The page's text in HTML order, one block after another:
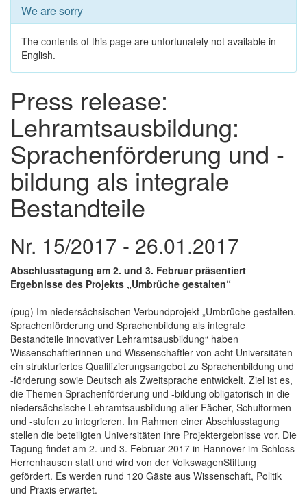
We are sorry
The contents of this page are unfortunately not available in
English.
Press release:
Lehramtsausbildung:
Sprachenförderung und -
bildung als integrale
Bestandteile
Nr. 15/2017 - 26.01.2017
Abschlusstagung am 2. und 3. Februar präsentiert
Ergebnisse des Projekts „Umbrüche gestalten“
(pug) Im niedersächsischen Verbundprojekt „Umbrüche gestalten.
Sprachenförderung und Sprachenbildung als integrale
Bestandteile innovativer Lehramtsausbildung“ haben
Wissenschaftlerinnen und Wissenschaftler von acht Universitäten
ein strukturiertes Qualifizierungsangebot zu Sprachenbildung und
-förderung sowie Deutsch als Zweitsprache entwickelt. Ziel ist es,
die Themen Sprachenförderung und -bildung obligatorisch in die
niedersächsische Lehramtsausbildung aller Fächer, Schulformen
und -stufen zu integrieren. Im Rahmen einer Abschlusstagung
stellen die beteiligten Universitäten ihre Projektergebnisse vor. Die
Tagung findet am 2. und 3. Februar 2017 in Hannover im Schloss
Herrenhausen statt und wird von der VolkswagenStiftung
gefördert. Es werden rund 120 Gäste aus Wissenschaft, Politik
und Praxis erwartet.